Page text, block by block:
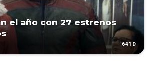
el año con 27 estrenos
641D